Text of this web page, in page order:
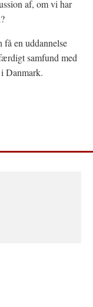
af, om vi har
en uddannelse
samfund med
Danmark.